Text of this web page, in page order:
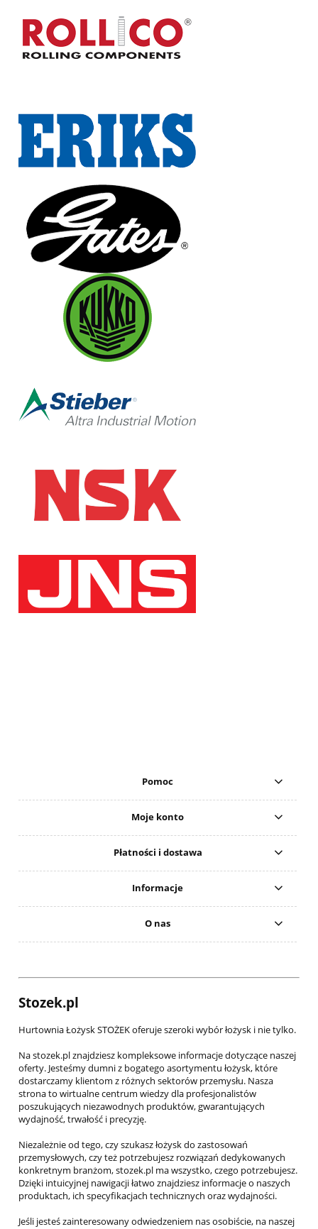
Pomoc
Moje konto
Płatności i dostawa
Informacje
O nas
Stozek.pl
Hurtownia Łożysk STOŻEK oferuje szeroki wybór łożysk i nie tylko.
Na stozek.pl znajdziesz kompleksowe informacje dotyczące naszej
oferty. Jesteśmy dumni z bogatego asortymentu łożysk, które
dostarczamy klientom z różnych sektorów przemysłu. Nasza
strona to wirtualne centrum wiedzy dla profesjonalistów
poszukujących niezawodnych produktów, gwarantujących
wydajność, trwałość i precyzję.
Niezależnie od tego, czy szukasz łożysk do zastosowań
przemysłowych, czy też potrzebujesz rozwiązań dedykowanych
konkretnym branżom, stozek.pl ma wszystko, czego potrzebujesz.
Dzięki intuicyjnej nawigacji łatwo znajdziesz informacje o naszych
produktach, ich specyfikacjach technicznych oraz wydajności.
Jeśli jesteś zainteresowany odwiedzeniem nas osobiście, na naszej